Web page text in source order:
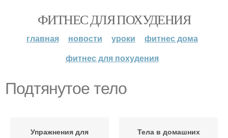
ФИТНЕС ДЛЯ ПОХУДЕНИЯ
главная новости уроки
фитнес дома
фитнес для похудения
Подтянутое тело
Упражнения для
Тела в домашних